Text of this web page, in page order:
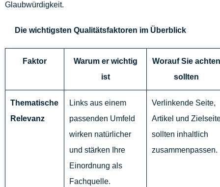
Glaubwürdigkeit.
Die wichtigsten Qualitätsfaktoren im Überblick
Faktor
Warum er wichtig
ist
Worauf Sie achten
sollten
Thematische
Relevanz
Links aus einem
passenden Umfeld
wirken natürlicher
und stärken Ihre
Einordnung als
Fachquelle.
Verlinkende Seite,
Artikel und
sollten inhaltlich
zusammenpassen.